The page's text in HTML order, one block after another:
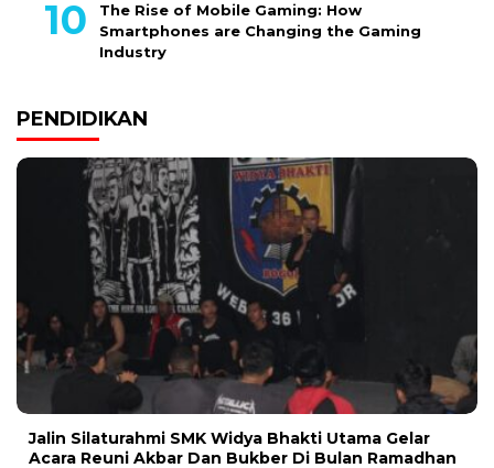
The Rise of Mobile Gaming: How
Smartphones are Changing the Gaming
Industry
PENDIDIKAN
Jalin Silaturahmi SMK Widya Bhakti Utama Gelar
Acara Reuni Akbar Dan Bukber Di Bulan Ramadhan